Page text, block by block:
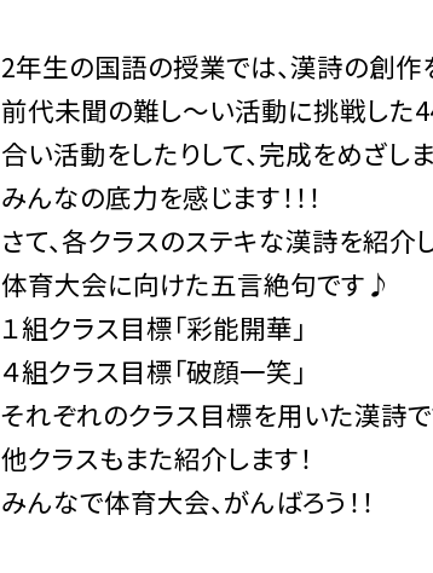
2年生の国語の授業では、漢詩の創作
前代未聞の難し〜い活動に挑戦した
合い活動をしたりして、完成をめざし
みんなの底力を感じます！！！
さて、各クラスのステキな漢詩を紹介し
体育大会に向けた五言絶句です♪
１組クラス目標「彩能開華」
４組クラス目標「破顔一笑」
それぞれのクラス目標を用いた漢詩
他クラスもまた紹介します！
みんなで体育大会、がんばろう！！